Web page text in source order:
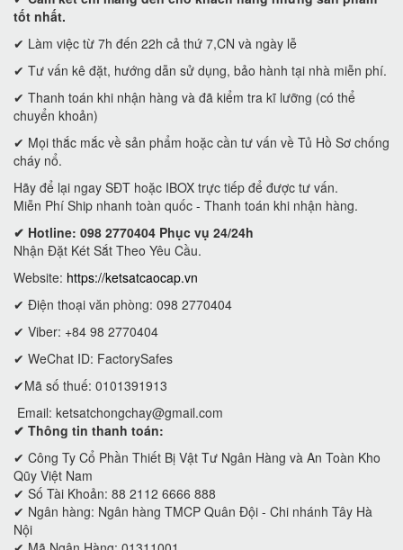
tốt nhất.
✔ Làm việc từ 7h đến 22h cả thứ 7,CN và ngày lễ
✔ Tư vấn kê đặt, hướng dẫn sử dụng, bảo hành tại nhà miễn phí.
✔ Thanh toán khi nhận hàng và đã kiểm tra kĩ lưỡng (có thể
chuyển khoản)
✔ Mọi thắc mắc về sản phẩm hoặc cần tư vấn về Tủ Hồ Sơ chống
cháy nổ.
Hãy để lại ngay SĐT hoặc IBOX trực tiếp để được tư vấn.
Miễn Phí Ship nhanh toàn quốc - Thanh toán khi nhận hàng.
✔ Hotline: 098 2770404 Phục vụ 24/24h
Nhận Đặt Két Sắt Theo Yêu Cầu.
Website: https://ketsatcaocap.vn
✔ Điện thoại văn phòng: 098 2770404
✔ Viber: +84 98 2770404
✔ WeChat ID: FactorySafes
✔Mã số thuế: 0101391913
Email: ketsatchongchay@gmail.com
✔ Thông tin thanh toán:
✔ Công Ty Cổ Phần Thiết Bị Vật Tư Ngân Hàng và An Toàn Kho
Qũy Việt Nam
✔ Số Tài Khoản: 88 2112 6666 888
✔ Ngân hàng: Ngân hàng TMCP Quân Đội - Chi nhánh Tây Hà
Nội